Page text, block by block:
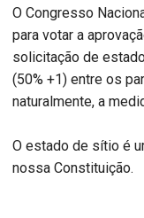
O Congresso
para votar a
solicitação de
(50% +1) entre os
naturalmente, a
O estado de sítio é
nossa Constituição.